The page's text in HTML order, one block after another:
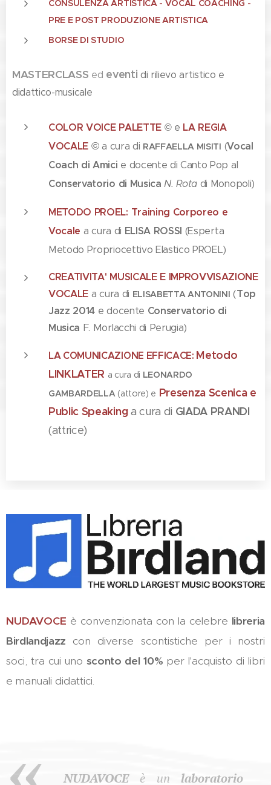
CONSULENZA ARTISTICA - VOCAL COACHING -
PRE E POST PRODUZIONE ARTISTICA
BORSE DI STUDIO
MASTERCLASS ed eventi di rilievo artistico e
didattico-musicale
COLOR VOICE PALETTE © e LA REGIA
VOCALE © a cura di RAFFAELLA MISITI (Vocal
Coach di Amici e docente di Canto Pop al
Conservatorio di Musica N. Rota di Monopoli)
METODO PROEL: Training Corporeo e
Vocale a cura di ELISA ROSSI (Esperta
Metodo Propriocettivo Elastico PROEL)
CREATIVITA' MUSICALE E IMPROVVISAZIONE
VOCALE a cura di ELISABETTA ANTONINI (Top
Jazz 2014 e docente Conservatorio di
Musica F. Morlacchi di Perugia)
LA COMUNICAZIONE EFFICACE: Metodo
LINKLATER a cura di LEONARDO
GAMBARDELLA(attore) e Presenza Scenica e
Public Speakinga cura di GIADA PRANDI
(attrice)
NUDAVOCE è convenzionata con la celebre libreria
Birdlandjazz con diverse scontistiche per i nostri
soci, tra cui uno sconto del 10% per l'acquisto di libri
e manuali didattici.
NUDAVOCEè un laboratorio